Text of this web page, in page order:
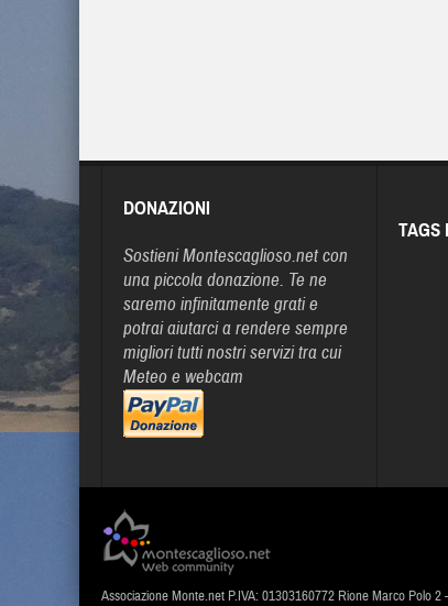
DONAZIONI
Sostieni Montescaglioso.net con
una piccola donazione. Te ne
saremo infinitamente grati e
potrai aiutarci a rendere sempre
migliori tutti nostri servizi tra cui
Meteo e webcam
TAGS
Associazione Monte.net P.IVA: 01303160772 Rione Marco Polo